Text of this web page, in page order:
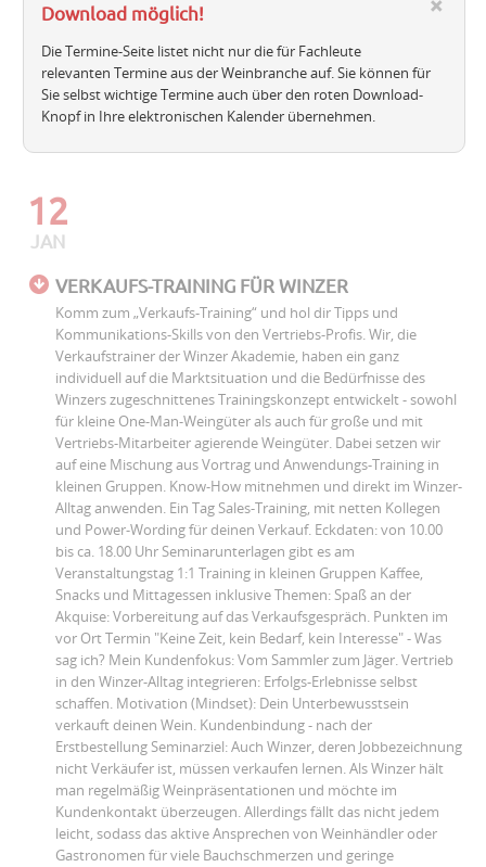
Download möglich!
Die Termine-Seite listet nicht nur die für Fachleute
relevanten Termine aus der Weinbranche auf. Sie können für
Sie selbst wichtige Termine auch über den roten Download-
Knopf in Ihre elektronischen Kalender übernehmen.
12
JAN
VERKAUFS-TRAINING FÜR WINZER
Komm zum „Verkaufs-Training“ und hol dir Tipps und
Kommunikations-Skills von den Vertriebs-Profis. Wir, die
Verkaufstrainer der Winzer Akademie, haben ein ganz
individuell auf die Marktsituation und die Bedürfnisse des
Winzers zugeschnittenes Trainingskonzept entwickelt - sowohl
für kleine One-Man-Weingüter als auch für große und mit
Vertriebs-Mitarbeiter agierende Weingüter. Dabei setzen wir
auf eine Mischung aus Vortrag und Anwendungs-Training in
kleinen Gruppen. Know-How mitnehmen und direkt im Winzer-
Alltag anwenden. Ein Tag Sales-Training, mit netten Kollegen
und Power-Wording für deinen Verkauf. Eckdaten: von 10.00
bis ca. 18.00 Uhr Seminarunterlagen gibt es am
Veranstaltungstag 1:1 Training in kleinen Gruppen Kaffee,
Snacks und Mittagessen inklusive Themen: Spaß an der
Akquise: Vorbereitung auf das Verkaufsgespräch. Punkten im
vor Ort Termin "Keine Zeit, kein Bedarf, kein Interesse" - Was
sag ich? Mein Kundenfokus: Vom Sammler zum Jäger. Vertrieb
in den Winzer-Alltag integrieren: Erfolgs-Erlebnisse selbst
schaffen. Motivation (Mindset): Dein Unterbewusstsein
verkauft deinen Wein. Kundenbindung - nach der
Erstbestellung Seminarziel: Auch Winzer, deren Jobbezeichnung
nicht Verkäufer ist, müssen verkaufen lernen. Als Winzer hält
man regelmäßig Weinpräsentationen und möchte im
Kundenkontakt überzeugen. Allerdings fällt das nicht jedem
leicht, sodass das aktive Ansprechen von Weinhändler oder
Gastronomen für viele Bauchschmerzen und geringe